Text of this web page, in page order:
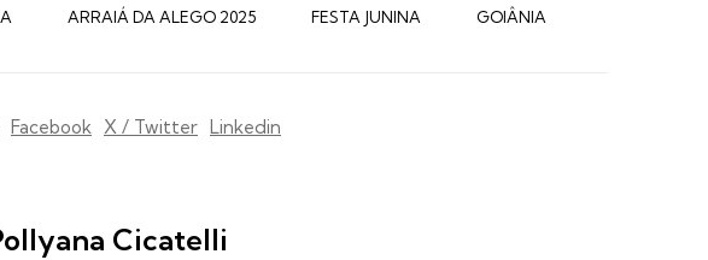
ARRAIÁ DA ALEGO 2025 FESTA JUNINA GOIÂNIA
Facebook X / Twitter Linkedin
Cicatelli